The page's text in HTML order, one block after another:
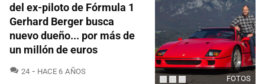
FOTOS
del ex-piloto de Fórmula 1
Gerhard Berger busca
nuevo dueño... por más de
un millón de euros
24 COMENTARIOS
HACE 6 AÑOS